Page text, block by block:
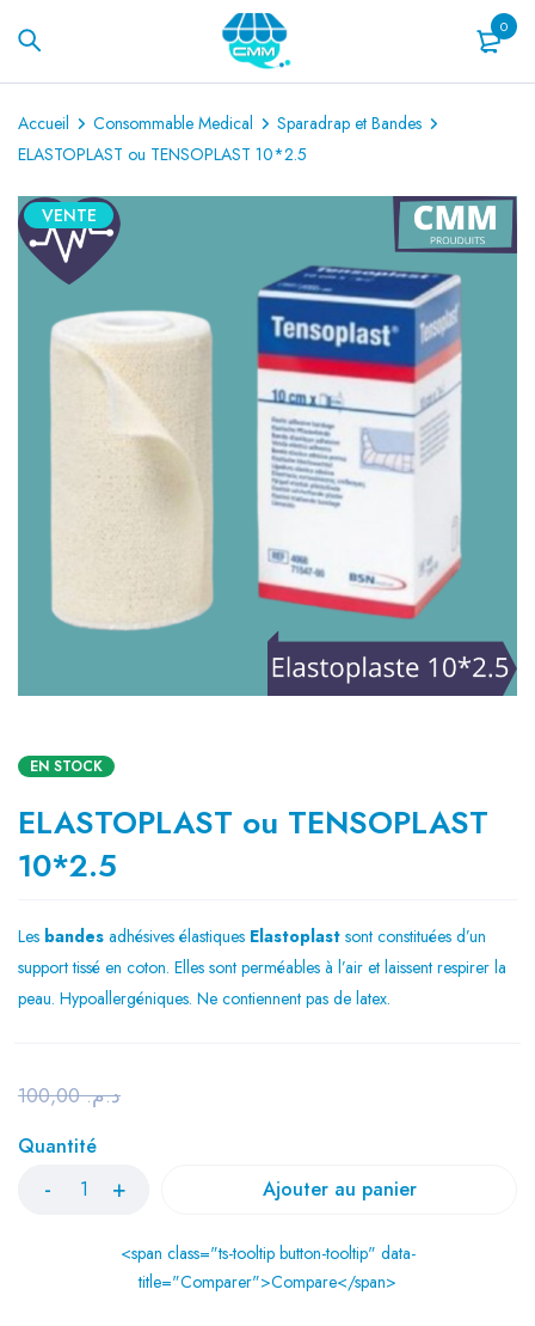
0
Accueil Consommable Medical
Sparadrap et Bandes
ELASTOPLAST ou TENSOPLAST 10*2.5
VENTE
EN STOCK
ELASTOPLAST ou TENSOPLAST
10*2.5
Les bandes adhésives élastiques Elastoplast sont constituées d’un
support tissé en coton. Elles sont perméables à l’air et laissent respirer la
peau. Hypoallergéniques. Ne contiennent pas de latex.
د.م.100,00
Quantité
Ajouter au panier
<span class="ts-tooltip button-tooltip" data-
title="Comparer">Compare</span>